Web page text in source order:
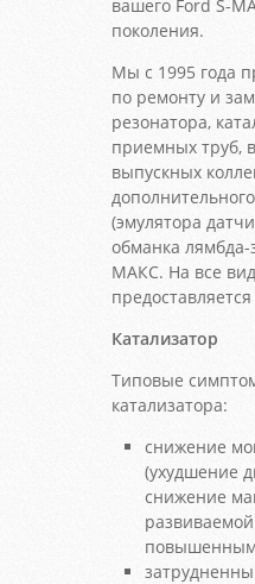
вашего Ford S-
поколения.
Мы с 1995 года
по ремонту и
резонатора,
приемных труб,
выпускных
(эмулятора
обманка
МАКС. На все
Катализатор
Типовые
катализатора:
снижение
(ухудшение
снижение
развиваемой
повышенным